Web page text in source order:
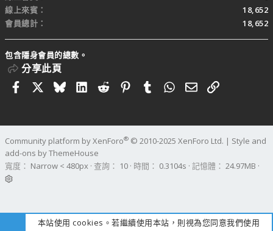
線上來賓
18,652
會員總計
18,652
包含隱身會員的總數。
分享此頁
FacebookBlueskyLinkedIn
RedditPinterestTumblrWhatsApp
電子郵件
連結
Community platform by XenForo® © 2010-2025 XenForo Ltd. | Style and
add-ons by ThemeHouse
寬度
查詢 10 時間 0.3104s 記憶體 24.97MB
本站使用 cookies。若繼續使用本站，則視為您同意我們使用